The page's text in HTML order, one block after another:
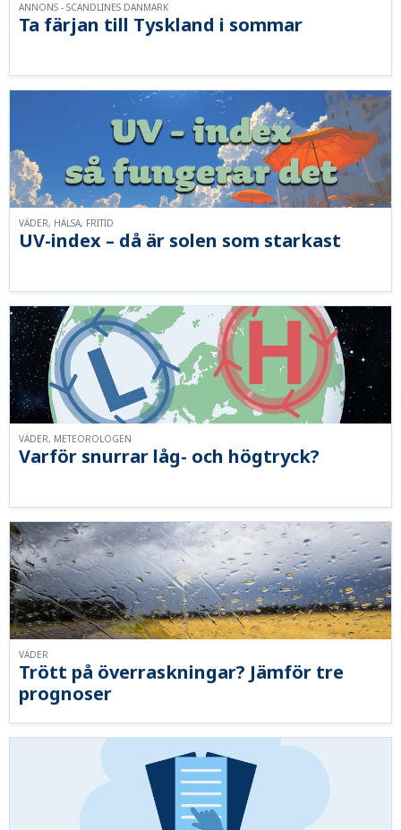
Ta färjan till Tyskland i sommar
ANNONS - SCANDLINES DANMARK
UV-index – då är solen som starkast
VÄDER, HÄLSA, FRITID
Varför snurrar låg- och högtryck?
VÄDER, METEOROLOGEN
Trött på överraskningar? Jämför tre
prognoser
VÄDER